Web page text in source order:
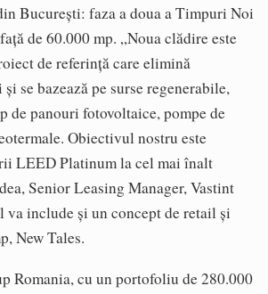
București: faza a doua a Timpuri Noi
de 60.000 mp. „Noua clădire este
de referință care elimină
se bazează pe surse regenerabile,
de panouri fotovoltaice, pompe de
Obiectivul nostru este
LEED Platinum la cel mai înalt
Senior Leasing Manager, Vastint
va include și un concept de retail și
New Tales.
Romania, cu un portofoliu de 280.000